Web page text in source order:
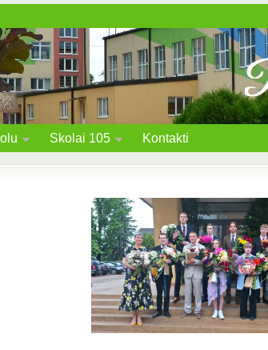
Skolai 105 Kontakti